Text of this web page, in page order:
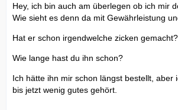
Hey, ich bin auch am überlegen ob ich mir
Wie sieht es denn da mit Gewährleistung
Hat er schon irgendwelche zicken gemacht?
Wie lange hast du ihn schon?
Ich hätte ihn mir schon längst bestellt, aber
bis jetzt wenig gutes gehört.